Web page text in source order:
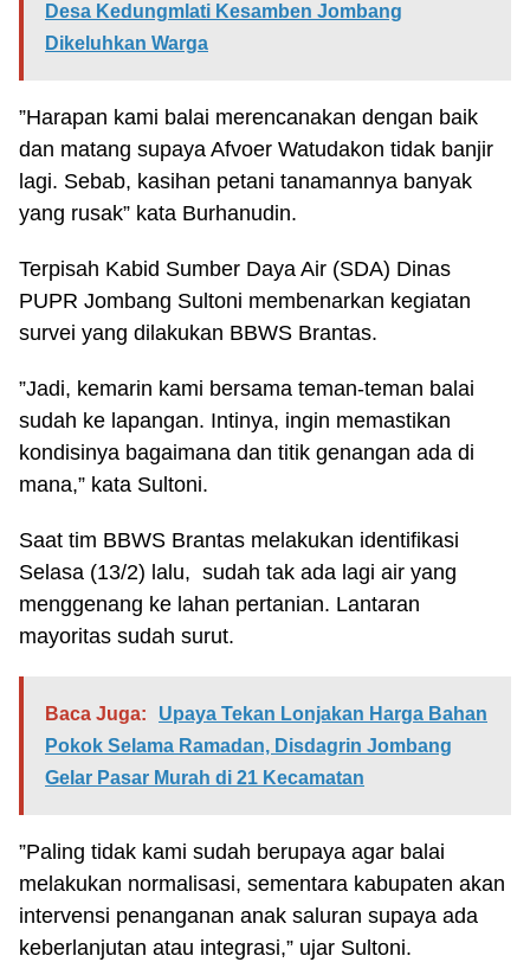
Desa Kedungmlati Kesamben Jombang
Dikeluhkan Warga
”Harapan kami balai merencanakan dengan baik
dan matang supaya Afvoer Watudakon tidak banjir
lagi. Sebab, kasihan petani tanamannya banyak
yang rusak” kata Burhanudin.
Terpisah Kabid Sumber Daya Air (SDA) Dinas
PUPR Jombang Sultoni membenarkan kegiatan
survei yang dilakukan BBWS Brantas.
”Jadi, kemarin kami bersama teman-teman balai
sudah ke lapangan. Intinya, ingin memastikan
kondisinya bagaimana dan titik genangan ada di
mana,” kata Sultoni.
Saat tim BBWS Brantas melakukan identifikasi
Selasa (13/2) lalu, sudah tak ada lagi air yang
menggenang ke lahan pertanian. Lantaran
mayoritas sudah surut.
Baca Juga:
Upaya Tekan Lonjakan Harga Bahan
Pokok Selama Ramadan, Disdagrin Jombang
Gelar Pasar Murah di 21 Kecamatan
”Paling tidak kami sudah berupaya agar balai
melakukan normalisasi, sementara kabupaten akan
intervensi penanganan anak saluran supaya ada
keberlanjutan atau integrasi,” ujar Sultoni.